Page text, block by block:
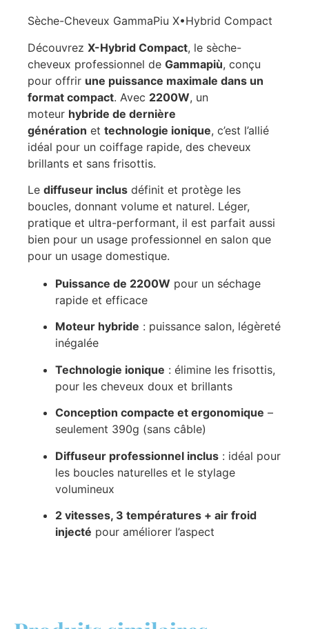
Sèche-Cheveux GammaPiu X•Hybrid Compact
Découvrez X-Hybrid Compact, le sèche-
cheveux professionnel de Gammapiù, conçu
pour offrir une puissance maximale dans un
format compact. Avec 2200W, un
moteur hybride de dernière
génération et technologie ionique, c’est l’allié
idéal pour un coiffage rapide, des cheveux
brillants et sans frisottis.
Le diffuseur inclus définit et protège les
boucles, donnant volume et naturel. Léger,
pratique et ultra-performant, il est parfait aussi
bien pour un usage professionnel en salon que
pour un usage domestique.
Puissance de 2200W pour un séchage
rapide et efficace
Moteur hybride : puissance salon, légèreté
inégalée
Technologie ionique : élimine les frisottis,
pour les cheveux doux et brillants
Conception compacte et ergonomique –
seulement 390g (sans câble)
Diffuseur professionnel inclus : idéal pour
les boucles naturelles et le stylage
volumineux
2 vitesses, 3 températures + air froid
injecté pour améliorer l’aspect